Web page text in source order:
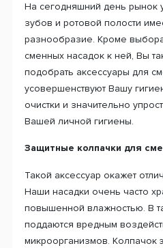
На сегодняшний день рынок
зубов и ротовой полости
разнообразие. Кроме
сменных насадок к ней, Вы
подобрать аксессуары для
усовершенствуют Вашу
очистки и значительно
Вашей личной гигиены.
Защитные колпачки для
Такой аксессуар окажет
Наши насадки очень часто
повышенной влажностью. В
поддаются вредным
микроорганизмов. Колпачок